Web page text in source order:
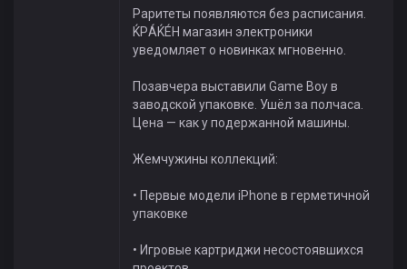
Раритеты появляются без расписания.
ЌРÁЌÉH магазин электроники
уведомляет о новинках мгновенно.
Позавчера выставили Game Boy в
заводской упаковке. Ушёл за полчаса.
Цена — как у подержанной машины.
Жемчужины коллекций:
• Первые модели iPhone в герметичной
упаковке
• Игровые картриджи несостоявшихся